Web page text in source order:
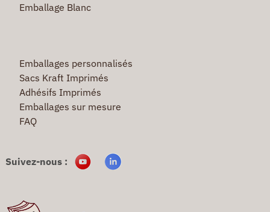
Emballage Blanc
Emballages personnalisés
Sacs Kraft Imprimés
Adhésifs Imprimés
Emballages sur mesure
FAQ
Suivez-nous :